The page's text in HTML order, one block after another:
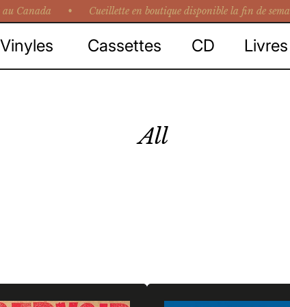
• Cueillette en boutique disponible la fin de semaine •
Vinyles Cassettes CD Livres
All